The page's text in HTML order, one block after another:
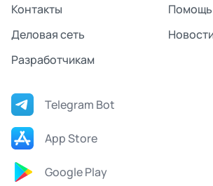
Контакты
Помощь
Деловая сеть
Разработчикам
Telegram Bot
App Store
Google Play